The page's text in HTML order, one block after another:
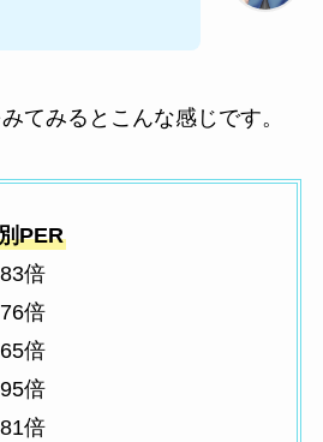
てみるとこんな感じです。
PER
倍
倍
倍
倍
倍